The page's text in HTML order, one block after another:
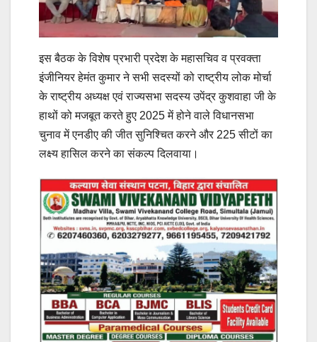
इस बैठक के विशेष प्रभारी प्रदेश के महासचिव व प्रवक्ता
इंजीनियर हेमंत कुमार ने सभी सदस्यों को राष्ट्रीय लोक मोर्चा
के राष्ट्रीय अध्यक्ष एवं राज्यसभा सदस्य उपेंद्र कुशवाहा जी के
हाथों को मजबूत करते हुए 2025 में होने वाले विधानसभा
चुनाव में एनडीए की जीत सुनिश्चित करने और 225 सीटों का
लक्ष्य हासिल करने का संकल्प दिलवाया।